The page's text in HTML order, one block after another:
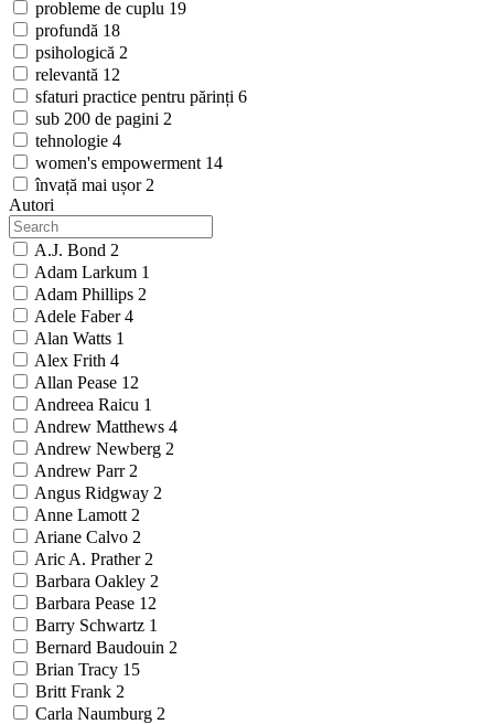
probleme de cuplu 19
profundă 18
psihologică 2
relevantă 12
sfaturi practice pentru părinți 6
sub 200 de pagini 2
tehnologie 4
women's empowerment 14
învață mai ușor 2
Autori
A.J. Bond 2
Adam Larkum 1
Adam Phillips 2
Adele Faber4
Alan Watts 1
Alex Frith 4
Allan Pease 12
Andreea Raicu 1
Andrew Matthews 4
Andrew Newberg 2
Andrew Parr 2
Angus Ridgway 2
Anne Lamott 2
Ariane Calvo 2
Aric A. Prather 2
Barbara Oakley 2
Barbara Pease 12
Barry Schwartz 1
Bernard Baudouin 2
Brian Tracy 15
Britt Frank 2
Carla Naumburg 2